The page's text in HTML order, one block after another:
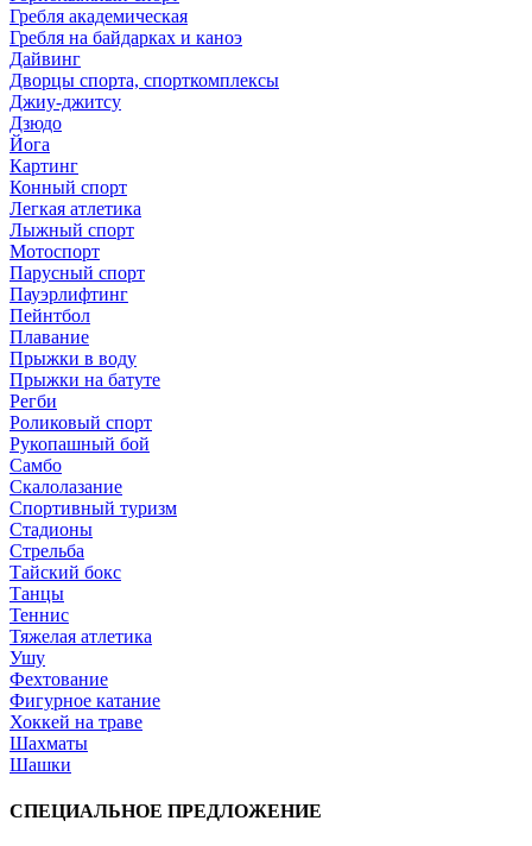
Гребля академическая
Гребля на байдарках и каноэ
Дайвинг
Дворцы спорта, спорткомплексы
Джиу-джитсу
Дзюдо
Йога
Картинг
Конный спорт
Легкая атлетика
Лыжный спорт
Мотоспорт
Парусный спорт
Пауэрлифтинг
Пейнтбол
Плавание
Прыжки в воду
Прыжки на батуте
Регби
Роликовый спорт
Рукопашный бой
Самбо
Скалолазание
Спортивный туризм
Стадионы
Стрельба
Тайский бокс
Танцы
Теннис
Тяжелая атлетика
Ушу
Фехтование
Фигурное катание
Хоккей на траве
Шахматы
Шашки
СПЕЦИАЛЬНОЕ ПРЕДЛОЖЕНИЕ